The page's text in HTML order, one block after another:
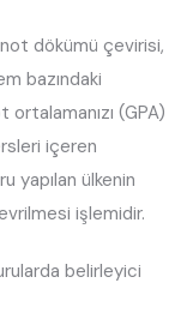
dökümü çevirisi,
bazındaki
ortalamanızı (GPA)
içeren
yapılan ülkenin
işlemidir.
belirleyici